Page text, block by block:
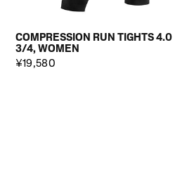
COMPRESSION RUN TIGHTS 4.0
3/4, WOMEN
¥19,580